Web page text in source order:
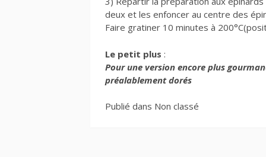
deux et les enfoncer au centre des
Faire gratiner 10 minutes à
Le petit plus :
Pour une version encore plus
préalablement dorés
Publié dans Non classé